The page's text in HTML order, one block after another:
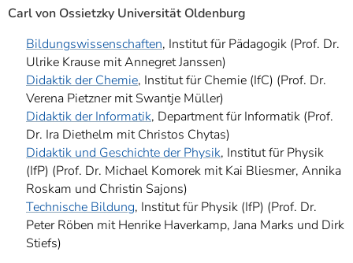
Carl von Ossietzky Universität Oldenburg
Bildungswissenschaften, Institut für Pädagogik (Prof. Dr.
Ulrike Krause mit Annegret Janssen)
Didaktik der Chemie, Institut für Chemie (IfC) (Prof. Dr.
Verena Pietzner mit Swantje Müller)
Didaktik der Informatik, Department für Informatik (Prof.
Dr. Ira Diethelm mit Christos Chytas)
Didaktik und Geschichte der Physik, Institut für Physik
(IfP) (Prof. Dr. Michael Komorek mit Kai Bliesmer, Annika
Roskam und Christin Sajons)
Technische Bildung, Institut für Physik (IfP) (Prof. Dr.
Peter Röben mit Henrike Haverkamp, Jana Marks und Dirk
Stiefs)